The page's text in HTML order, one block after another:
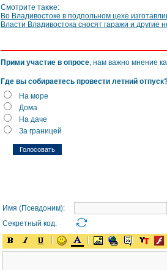
Смотрите также:
Во Владивостоке в подпольном цехе
Власти Владивостока сносят гаражи и другие
Прими участие в опросе, нам важно мнение
Где вы собираетесь провести летний
На море
Дома
На даче
За границей
Имя (Псевдоним):
Секретный код: